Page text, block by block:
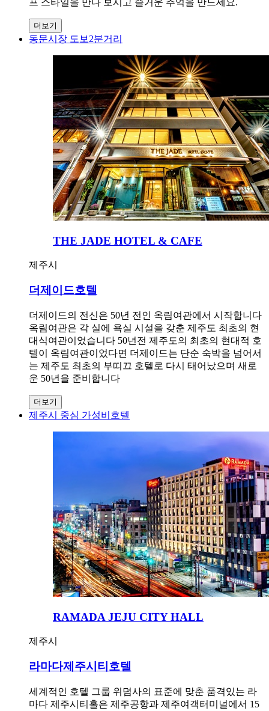
프 스타일을 만나 보시고 즐거운 추억을 만드세요.
더보기
동문시장 도보2분거리
THE JADE HOTEL & CAFE
제주시
더제이드호텔
더제이드의 전신은 50년 전인 옥림여관에서 시작합니다
옥림여관은 각 실에 욕실 시설을 갖춘 제주도 최초의 현
대식여관이었습니다 50년전 제주도의 최초의 현대적 호
텔이 옥림여관이었다면 더제이드는 단순 숙박을 넘어서
는 제주도 최초의 부띠끄 호텔로 다시 태어났으며 새로
운 50년을 준비합니다
더보기
제주시 중심 가성비호텔
RAMADA JEJU CITY HALL
제주시
라마다제주시티호텔
세계적인 호텔 그룹 위덤사의 표준에 맞춘 품격있는 라
마다 제주시티홀은 제주공항과 제주여객터미널에서 15